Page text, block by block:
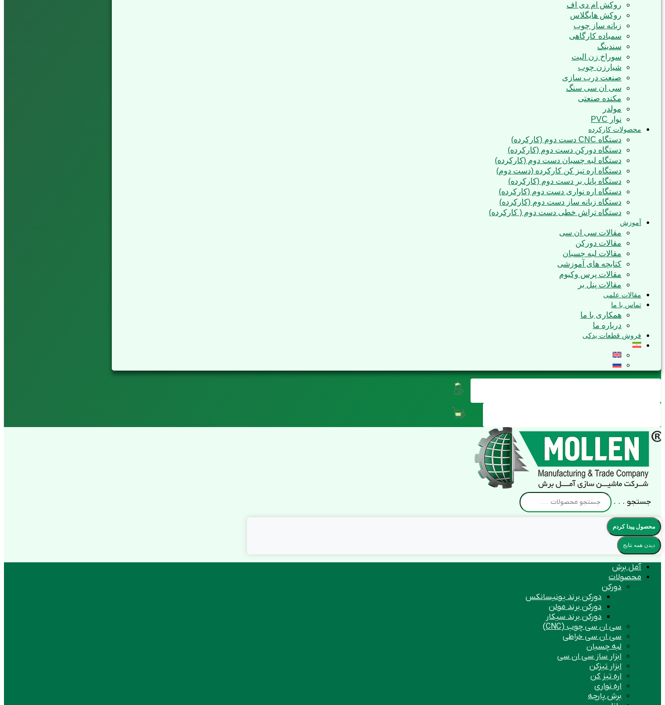
روکش ام دی اف
روکش هایگلاس
زبانه ساز چوب
سمباده کارگاهی
سندینگ
سوراخ زن الیت
شیارزن چوب
صنعت درب سازی
سی ان سی سنگ
مکنده صنعتی
مولدر
نوار PVC
محصولات کارکرده
دستگاه CNC دست دوم (کارکرده)
دستگاه دورکن دست دوم (کارکرده)
دستگاه لبه چسبان دست دوم (کارکرده)
دستگاه اره تیز کن کارکرده (دست دوم)
دستگاه پانل بر دست دوم (کارکرده)
دستگاه اره نواری دست دوم (کارکرده)
دستگاه زبانه ساز دست دوم (کارکرده)
دستگاه تراش خطی دست دوم ( کارکرده)
آموزش
مقالات سی ان سی
مقالات دورکن
مقالات لبه چسبان
کتابچه های آموزشی
مقالات پرس وکیوم
مقالات پنل بر
مقالات علمی
تماس با ما
همکاری با ما
درباره ما
فروش قطعات یدکی
جستجو . . .
محصول پیدا کردم
دیدن همه نتایج
آمل برش
محصولات
دورکن
دورکن برند یونیسانکس
دورکن برند مولن
دورکن برند سیکار
سی ان سی چوب (CNC)
سی ان سی خراطی
لبه چسبان
ابزار ساز سی ان سی
ابزار تیزکن
اره تیز کن
اره نواری
برش پارچه